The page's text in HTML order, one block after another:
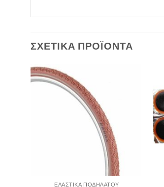
ΣΧΕΤΙΚΆ ΠΡΟΪΌΝΤΑ
ΕΛΑΣΤΙΚΑ ΠΟΔΗΛΑΤΟΥ